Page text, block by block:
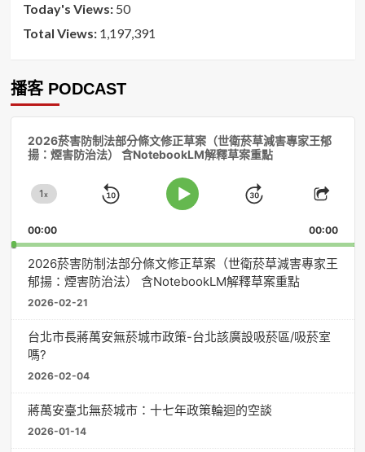
Today's Views: 50
Total Views: 1,197,391
播客 PODCAST
2026菸害防制法部分條文修正草案（世衛菸草減害專家王郁
揚：煙害防治法） 含NotebookLM解釋草案重點
Change
Rate
1x
Skip
Play
Jump
Forward
Share
00:00 00:00
2026菸害防制法部分條文修正草案（世衛菸草減害專家王
郁揚：煙害防治法） 含NotebookLM解釋草案重點
2026-02-21
台北市長蔣萬安無菸城市政策-台北該廣設吸菸區/吸菸室
嗎?
2026-02-04
蔣萬安臺北無菸城市：十七年政策輪迴的空談
2026-01-14